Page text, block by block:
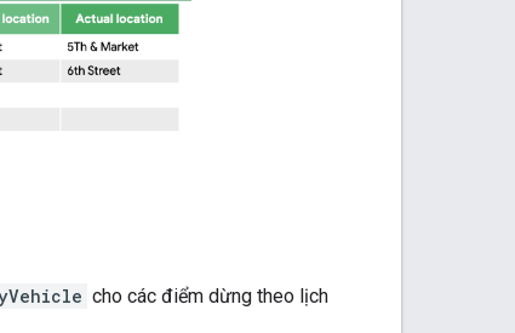
cho các điểm dừng theo lịch